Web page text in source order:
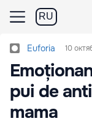
RU
Euforia 10
pui de
mama